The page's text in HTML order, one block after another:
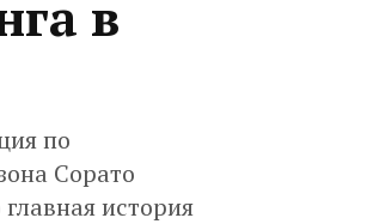
в
по
Сорато
история